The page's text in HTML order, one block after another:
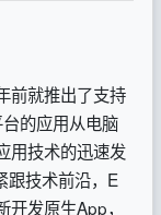
前就推出了支持
的应用从电脑
用技术的迅速发
跟技术前沿，E
发原生App，